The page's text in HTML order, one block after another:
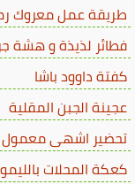
طريقة عمل معروك
فطائر لذيذة و هشة
كفتة داوود باشا
عجينة الجبن المقلية
تحضير اشهى
كعكة المحلات